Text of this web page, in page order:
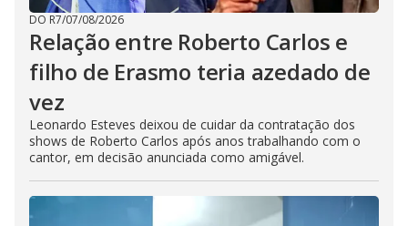
DO R7/07/08/2026
Relação entre Roberto Carlos e
filho de Erasmo teria azedado de
vez
Leonardo Esteves deixou de cuidar da contratação dos
shows de Roberto Carlos após anos trabalhando com o
cantor, em decisão anunciada como amigável.